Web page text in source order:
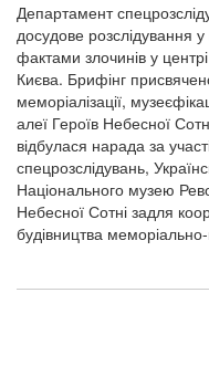
Департамент
досудове розслідування
фактами злочинів у центрі
Києва. Брифінг
меморіалізації,
алеї Героїв Небесної
відбулася нарада за
спецрозслідувань,
Національного музею
Небесної Сотні задля
будівництва